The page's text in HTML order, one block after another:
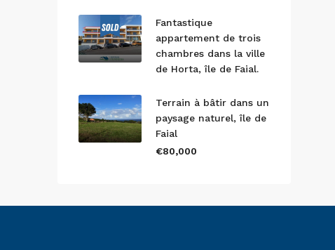
Fantastique
appartement de trois
chambres dans la ville
de Horta, île de Faial.
Terrain à bâtir dans un
paysage naturel, île de
Faial
€80,000